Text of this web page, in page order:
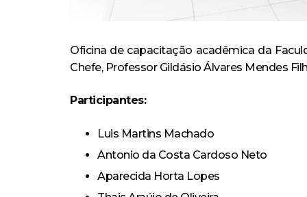
Oficina de capacitação acadêmica da
Chefe, Professor Gildásio Álvares Mendes
Participantes:
Luis Martins Machado
Antonio da Costa Cardoso Neto
Aparecida Horta Lopes